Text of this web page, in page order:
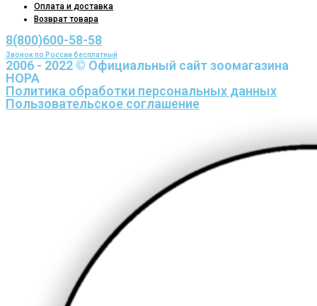
Оплата и доставка
Возврат товара
8(800)600-58-58
Звонок по России бесплатный
2006 - 2022 © Официальный сайт зоомагазина
НОРА
Политика обработки персональных данных
Пользовательское соглашение